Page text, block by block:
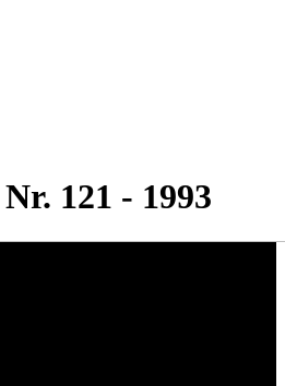
121 - 1993